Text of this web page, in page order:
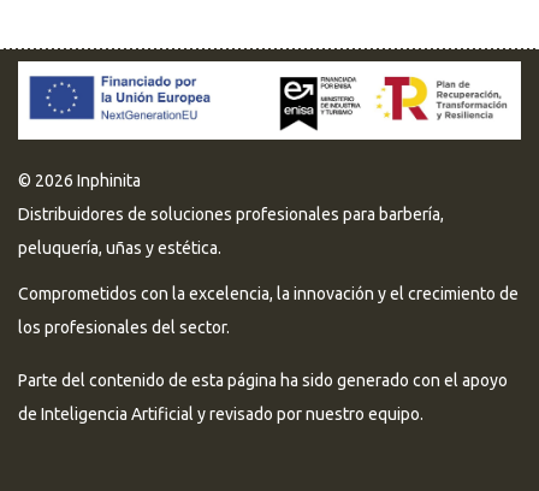
© 2026 Inphinita
Distribuidores de soluciones profesionales para barbería,
peluquería, uñas y estética.
Comprometidos con la excelencia, la innovación y el crecimiento de
los profesionales del sector.
Parte del contenido de esta página ha sido generado con el apoyo
de Inteligencia Artificial y revisado por nuestro equipo.